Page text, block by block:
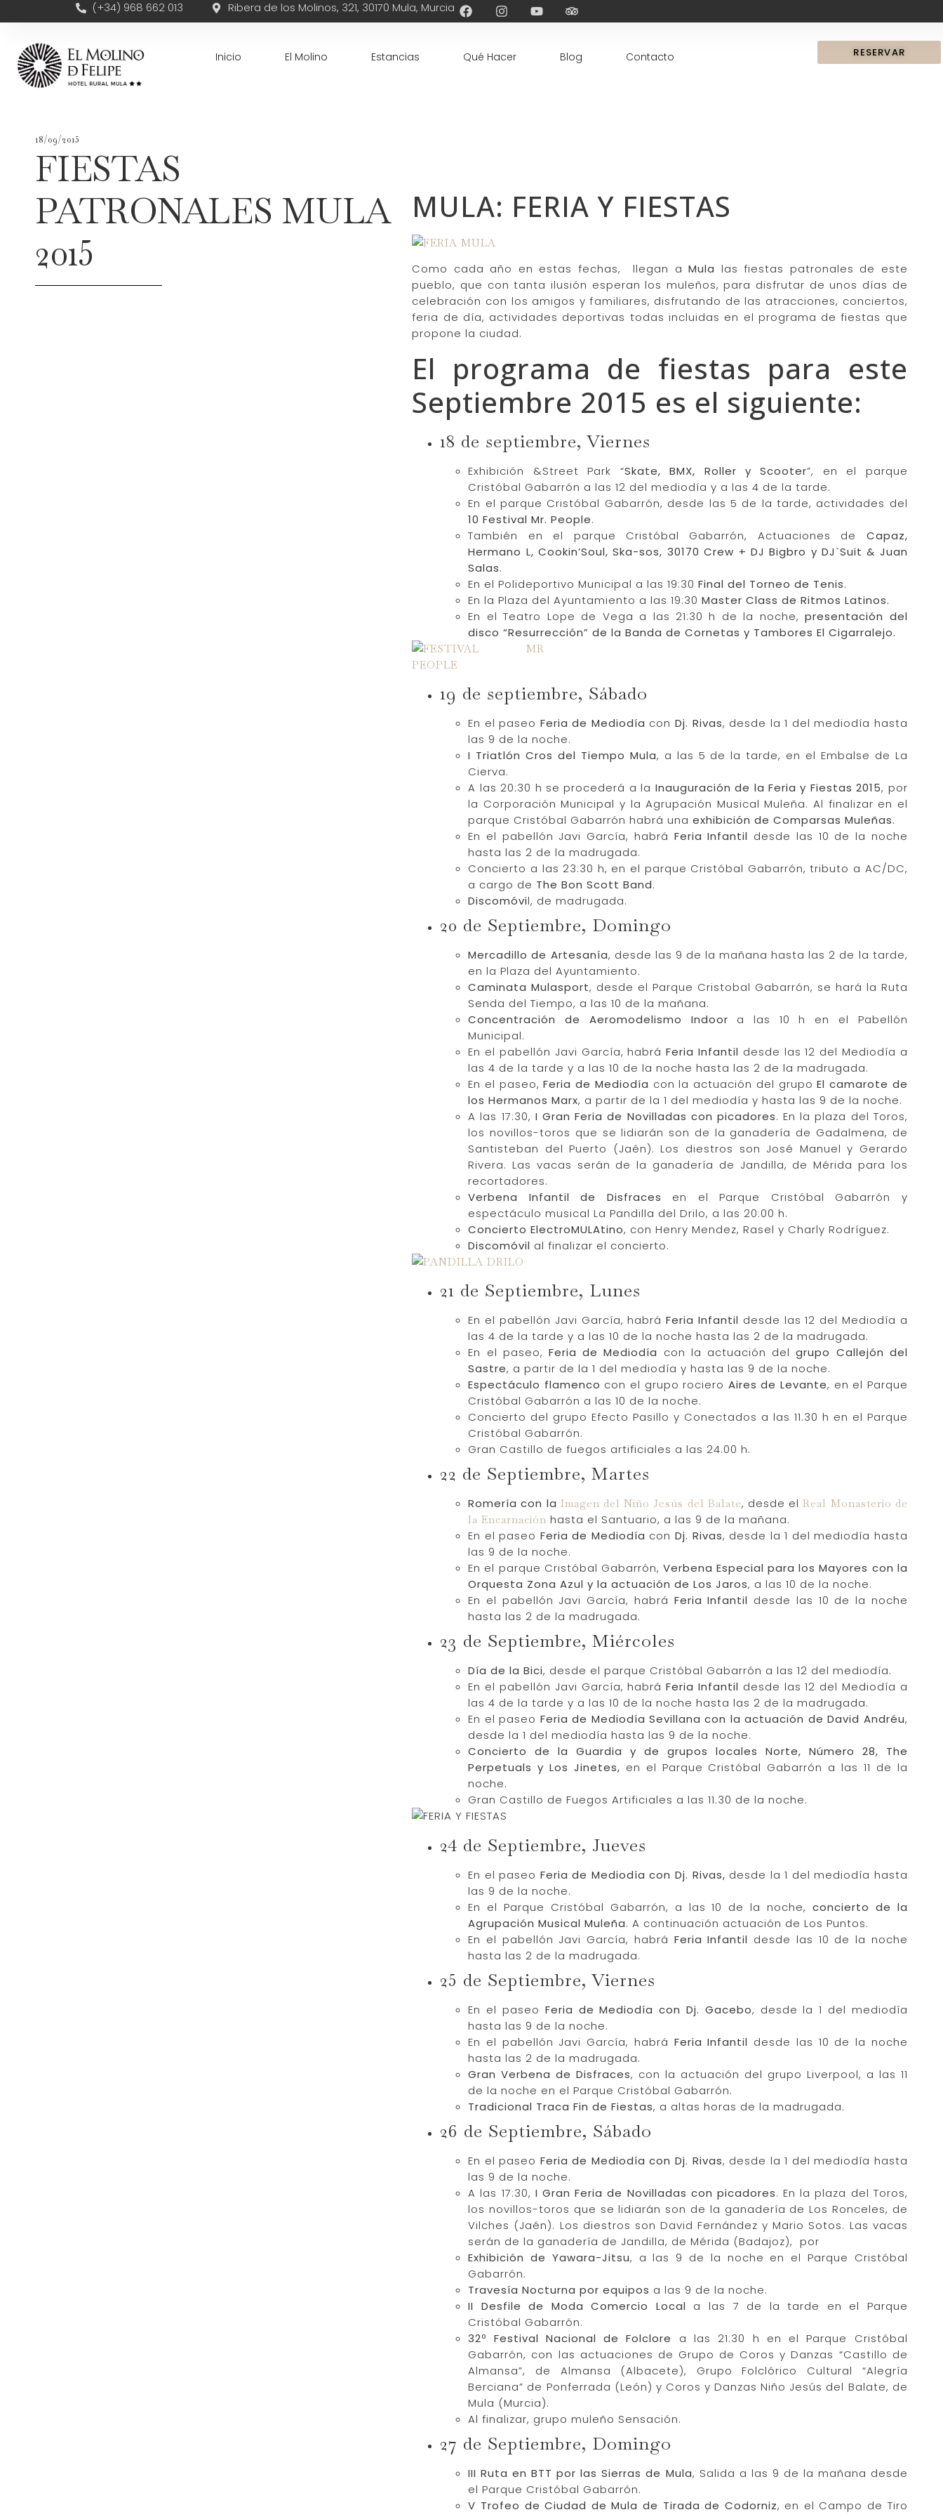
(+34) 968 662 013 Ribera de los Molinos, 321, 30170 Mula, Murcia
Inicio El Molino Estancias Qué Hacer Blog Contacto RESERVAR
18/09/2015
FIESTAS
PATRONALES MULA
2015
MULA: FERIA Y FIESTAS
Como cada año en estas fechas, llegan aMula las fiestas patronales de este
pueblo, que con tanta ilusión esperan los muleños, para disfrutar de unos días de
celebración con los amigos y familiares, disfrutando de las atracciones, conciertos,
feria de día, actividades deportivas todas incluidas en el programa de fiestas que
propone la ciudad.
El programa de fiestas para este
Septiembre 2015 es el siguiente:
18 de septiembre, Viernes
Exhibición &Street Park “Skate, BMX, Roller y Scooter”, en el parque
Cristóbal Gabarrón a las 12 del mediodía y a las 4 de la tarde.
En el parque Cristóbal Gabarrón, desde las 5 de la tarde, actividades del
10 Festival Mr. People.
También en el parque Cristóbal Gabarrón, Actuaciones de Capaz,
Hermano L, Cookin’Soul, Ska-sos, 30170 Crew + DJ Bigbro y DJ`Suit & Juan
Salas.
En el Polideportivo Municipal a las 19:30Final del Torneo de Tenis.
En la Plaza del Ayuntamiento a las 19:30Master Class de Ritmos Latinos.
En el Teatro Lope de Vega a las 21:30 h de la noche, presentación del
disco “Resurrección” de la Banda de Cornetas y Tambores El Cigarralejo.
19 de septiembre, Sábado
En el paseo Feria de Mediodía con Dj. Rivas, desde la 1 del mediodía hasta
las 9 de la noche.
I Triatlón Cros del Tiempo Mula, a las 5 de la tarde, en el Embalse de La
Cierva.
A las 20:30 h se procederá a la Inauguración de la Feria y Fiestas 2015, por
la Corporación Municipal y la Agrupación Musical Muleña. Al finalizar en el
parque Cristóbal Gabarrón habrá unaexhibición de Comparsas Muleñas.
En el pabellón Javi García, habrá Feria Infantil desde las 10 de la noche
hasta las 2 de la madrugada.
Concierto a las 23:30 h, en el parque Cristóbal Gabarrón, tributo a AC/DC,
a cargo de The Bon Scott Band.
Discomóvil, de madrugada.
20 de Septiembre, Domingo
Mercadillo de Artesanía, desde las 9 de la mañana hasta las 2 de la tarde,
en la Plaza del Ayuntamiento.
Caminata Mulasport, desde el Parque Cristobal Gabarrón, se hará la Ruta
Senda del Tiempo, a las 10 de la mañana.
Concentración de Aeromodelismo Indoor a las 10 h en el Pabellón
Municipal.
En el pabellón Javi García, habráFeria Infantil desde las 12 del Mediodía a
las 4 de la tarde y a las 10 de la noche hasta las 2 de la madrugada.
En el paseo,Feria de Mediodía con la actuación del grupoEl camarote de
los Hermanos Marx, a partir de la 1 del mediodía y hasta las 9 de la noche.
A las 17:30, I Gran Feria de Novilladas con picadores. En la plaza del Toros,
los novillos-toros que se lidiarán son de la ganadería de Gadalmena, de
Santisteban del Puerto (Jaén). Los diestros son José Manuel y Gerardo
Rivera. Las vacas serán de la ganadería de Jandilla, de Mérida para los
recortadores.
Verbena Infantil de Disfraces en el Parque Cristóbal Gabarrón y
espectáculo musical La Pandilla del Drilo, a las 20:00 h.
Concierto ElectroMULAtino, con Henry Mendez, Rasel y Charly Rodríguez.
Discomóvil al finalizar el concierto.
21 de Septiembre, Lunes
En el pabellón Javi García, habráFeria Infantil desde las 12 del Mediodía a
las 4 de la tarde y a las 10 de la noche hasta las 2 de la madrugada.
En el paseo, Feria de Mediodía con la actuación delgrupo Callejón del
Sastre, a partir de la 1 del mediodía y hasta las 9 de la noche.
Espectáculo flamenco con el grupo rociero Aires de Levante, en el Parque
Cristóbal Gabarrón a las 10 de la noche.
Concierto del grupo Efecto Pasillo y Conectados a las 11.30 h en el Parque
Cristóbal Gabarrón.
Gran Castillo de fuegos artificiales a las 24.00 h.
22 de Septiembre, Martes
Romería con la Imagen del Niño Jesús del Balate, desde elReal Monasterio de
la Encarnación hasta el Santuario, a las 9 de la mañana.
En el paseo Feria de Mediodía conDj. Rivas, desde la 1 del mediodía hasta
las 9 de la noche.
En el parque Cristóbal Gabarrón, Verbena Especial para los Mayores con la
Orquesta Zona Azul y la actuación de Los Jaros, a las 10 de la noche.
En el pabellón Javi García, habrá Feria Infantil desde las 10 de la noche
hasta las 2 de la madrugada.
23 de Septiembre, Miércoles
Día de la Bici, desde el parque Cristóbal Gabarrón a las 12 del mediodía.
En el pabellón Javi García, habráFeria Infantil desde las 12 del Mediodía a
las 4 de la tarde y a las 10 de la noche hasta las 2 de la madrugada.
En el paseo Feria de Mediodía Sevillana con la actuación de David Andréu,
desde la 1 del mediodía hasta las 9 de la noche.
Concierto de la Guardia y de grupos locales Norte, Número 28, The
Perpetuals y Los Jinetes, en el Parque Cristóbal Gabarrón a las 11 de la
noche.
Gran Castillo de Fuegos Artificiales a las 11.30 de la noche.
24 de Septiembre, Jueves
En el paseo Feria de Mediodía con Dj. Rivas, desde la 1 del mediodía hasta
las 9 de la noche.
En el Parque Cristóbal Gabarrón, a las 10 de la noche, concierto de la
Agrupación Musical Muleña. A continuación actuación de Los Puntos.
En el pabellón Javi García, habrá Feria Infantil desde las 10 de la noche
hasta las 2 de la madrugada.
25 de Septiembre, Viernes
En el paseo Feria de Mediodía con Dj. Gacebo, desde la 1 del mediodía
hasta las 9 de la noche.
En el pabellón Javi García, habrá Feria Infantil desde las 10 de la noche
hasta las 2 de la madrugada.
Gran Verbena de Disfraces, con la actuación del grupo Liverpool, a las 11
de la noche en el Parque Cristóbal Gabarrón.
Tradicional Traca Fin de Fiestas, a altas horas de la madrugada.
26 de Septiembre, Sábado
En el paseo Feria de Mediodía con Dj. Rivas, desde la 1 del mediodía hasta
las 9 de la noche.
A las 17:30, I Gran Feria de Novilladas con picadores. En la plaza del Toros,
los novillos-toros que se lidiarán son de la ganadería de Los Ronceles, de
Vilches (Jaén). Los diestros son David Fernández y Mario Sotos. Las vacas
serán de la ganadería de Jandilla, de Mérida (Badajoz), por
Exhibición de Yawara-Jitsu, a las 9 de la noche en el Parque Cristóbal
Gabarrón.
Travesía Nocturna por equipos a las 9 de la noche.
II Desfile de Moda Comercio Local a las 7 de la tarde en el Parque
Cristóbal Gabarrón.
32º Festival Nacional de Folclore
a las 21:30 h en el Parque Cristóbal
Gabarrón, con las actuaciones de Grupo de Coros y Danzas “Castillo de
Almansa”, de Almansa (Albacete), Grupo Folclórico Cultural “Alegría
Berciana” de Ponferrada (León) y Coros y Danzas Niño Jesús del Balate, de
Mula (Murcia).
Al finalizar, grupo muleño Sensación.
27 de Septiembre, Domingo
III Ruta en BTT por las Sierras de Mula, Salida a las 9 de la mañana desde
el Parque Cristóbal Gabarrón.
V Trofeo de Ciudad de Mula de Tirada de Codorniz, en el Campo de Tiro